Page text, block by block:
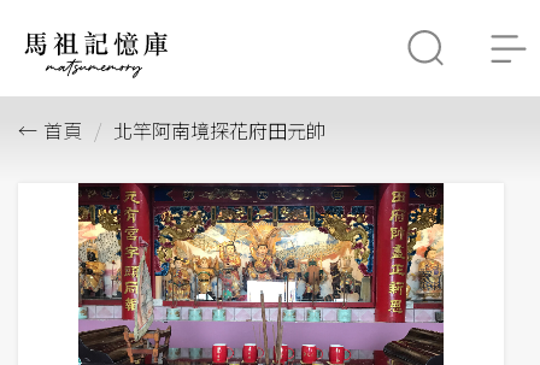
首頁 北竿阿南境探花府田元帥